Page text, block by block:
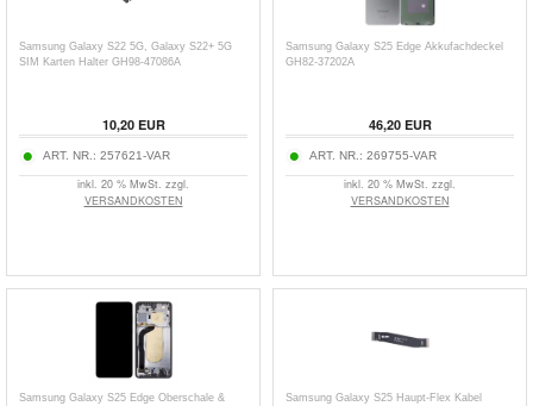
Samsung Galaxy S22 5G, Galaxy S22+ 5G
SIM Karten Halter GH98-47086A
10,20EUR
ART. NR.: 257621-VAR
inkl. 20 % MwSt. zzgl.
VERSANDKOSTEN
Samsung Galaxy S25 Edge Akkufachdeckel
GH82-37202A
46,20EUR
ART. NR.: 269755-VAR
inkl. 20 % MwSt. zzgl.
VERSANDKOSTEN
Samsung Galaxy S25 Edge Oberschale &
Samsung Galaxy S25 Haupt-Flex Kabel